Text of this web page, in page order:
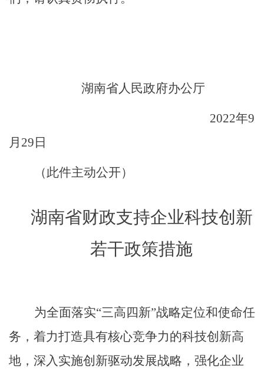
湖南省人民政府办公厅
2022年9
月 29 日
（此件主动公开）
湖南省财政支持企业科技创新
若干政策措施
为全面落实“三高四新”战略定位和使命任
务，着力打造具有核心竞争力的科技创新高
地，深入实施创新驱动发展战略，强化企业